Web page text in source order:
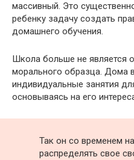
массивный. Это
ребенку задачу создать
домашнего обучения.
Школа больше не является
морального образца. Дома
индивидуальные занятия
основываясь на его
Так он со временем
распределять свое